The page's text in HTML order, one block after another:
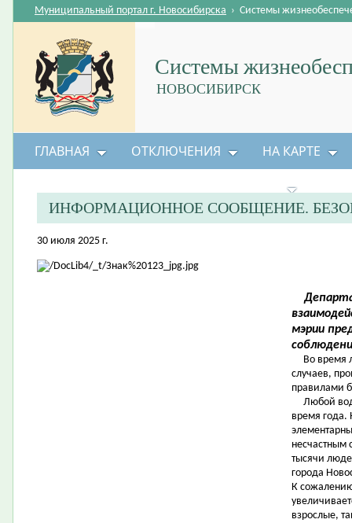
Системы
НОВОСИБИРСК
Муниципальный портал г. Новосибирска › Системы
ГЛАВНАЯ ОТКЛЮЧЕНИЯ НА КАРТЕ
ИНФОРМАЦИОННОЕ СООБЩЕНИЕ.
30 июля 2025 г.
мэрии
Во время
случаев,
правилами
Любой
время года.
тысячи
города
К
взрослые,